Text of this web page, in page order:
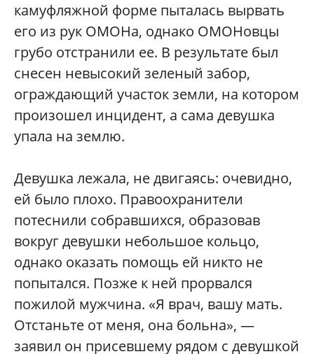
камуфляжной форме пыталась вырвать
его из рук ОМОНа, однако ОМОНовцы
грубо отстранили ее. В результате был
снесен невысокий зеленый забор,
ограждающий участок земли, на котором
произошел инцидент, а сама девушка
упала на землю.
Девушка лежала, не двигаясь: очевидно,
ей было плохо. Правоохранители
потеснили собравшихся, образовав
вокруг девушки небольшое кольцо,
однако оказать помощь ей никто не
попытался. Позже к ней прорвался
пожилой мужчина. «Я врач, вашу мать.
Отстаньте от меня, она больна», —
заявил он присевшему рядом с девушкой